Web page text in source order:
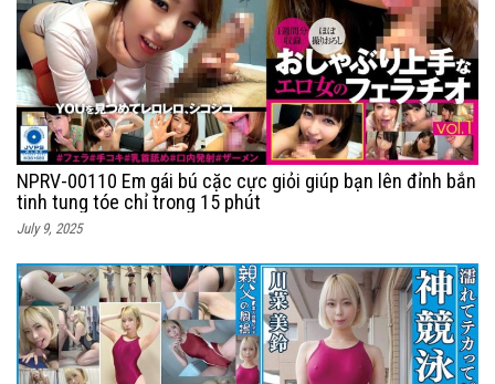
NPRV-00110 Em gái bú cặc cực giỏi giúp bạn lên đỉnh bắn
tinh tung tóe chỉ trong 15 phút
July 9, 2025